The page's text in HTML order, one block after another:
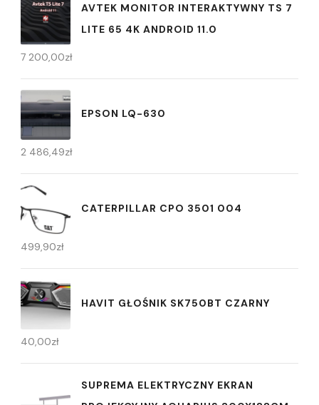
AVTEK MONITOR INTERAKTYWNY TS 7
LITE 65 4K ANDROID 11.0
7 200,00zł
EPSON LQ-630
2 486,49zł
CATERPILLAR CPO 3501 004
499,90zł
HAVIT GŁOŚNIK SK750BT CZARNY
40,00zł
SUPREMA ELEKTRYCZNY EKRAN